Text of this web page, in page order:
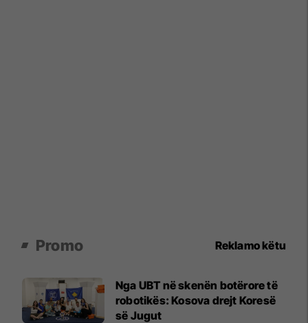
Promo Reklamo këtu
Nga UBT në skenën botërore të
robotikës: Kosova drejt Koresë
së Jugut